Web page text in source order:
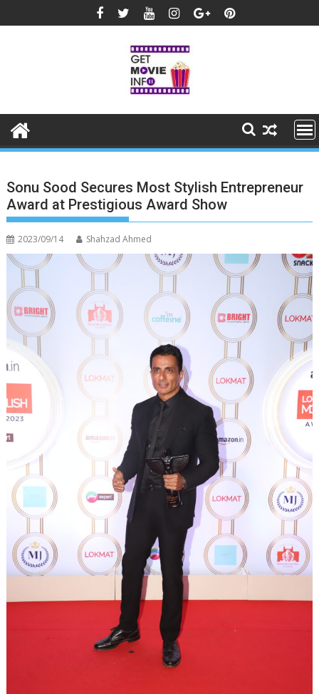
to
Sonu Sood Secures Most Stylish Entrepreneur
Award at Prestigious Award Show
2023/09/14 Shahzad Ahmed